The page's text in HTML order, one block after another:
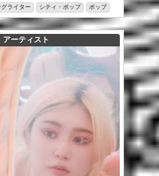
ライター シティ・ポップ ポップ
アーティスト